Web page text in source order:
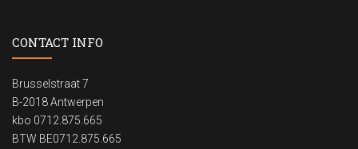
CONTACT INFO
Brusselstraat 7
B-2018 Antwerpen
kbo 0712.875.665
BTW BE0712.875.665